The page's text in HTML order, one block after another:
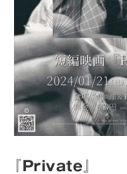
『Private』